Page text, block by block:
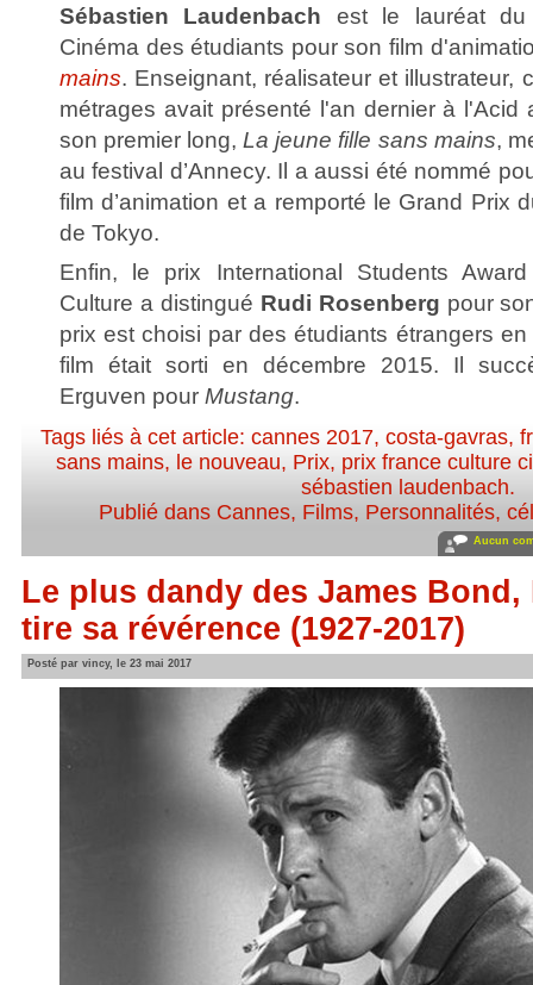
Sébastien Laudenbach est le lauréat du
Cinéma des étudiants pour son film
mains. Enseignant, réalisateur et illustrateur,
métrages avait présenté l'an dernier à l'Acid
son premier long,La jeune fille sans mains,
au festival d’Annecy. Il a aussi été nommé
film d’animation et a remporté le Grand Prix
de Tokyo.
Enfin, le prix International Students
Culture a distingué Rudi Rosenberg pour
prix est choisi par des étudiants étrangers
film était sorti en décembre 2015. Il
Erguven pour Mustang.
Tags liés à cet article:cannes 2017,costa-gavras,
sans mains, le nouveau, Prix, prix france culture
sébastien laudenbach.
Publié dans Cannes, Films, Personnalités,
Aucun
Le plus dandy des James Bond,
tire sa révérence (1927-2017)
Posté par vincy, le 23 mai 2017